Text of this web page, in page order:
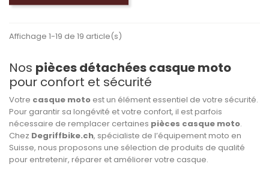
Affichage 1-19 de 19 article(s)
Nos pièces détachées casque moto
pour confort et sécurité
Votre casque moto est un élément essentiel de votre sécurité.
Pour garantir sa longévité et votre confort, il est parfois
nécessaire de remplacer certaines pièces casque moto.
Chez Degriffbike.ch, spécialiste de l’équipement moto en
Suisse, nous proposons une sélection de produits de qualité
pour entretenir, réparer et améliorer votre casque.